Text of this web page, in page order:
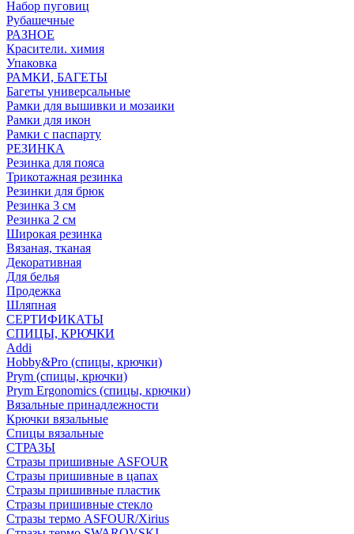
Набор пуговиц
Рубашечные
РАЗНОЕ
Красители. химия
Упаковка
РАМКИ, БАГЕТЫ
Багеты универсальные
Рамки для вышивки и мозаики
Рамки для икон
Рамки с паспарту
РЕЗИНКА
Резинка для пояса
Трикотажная резинка
Резинки для брюк
Резинка 3 см
Резинка 2 см
Широкая резинка
Вязаная, тканая
Декоративная
Для белья
Продежка
Шляпная
СЕРТИФИКАТЫ
СПИЦЫ, КРЮЧКИ
Addi
Hobby&Pro (спицы, крючки)
Prym (спицы, крючки)
Prym Ergonomics (спицы, крючки)
Вязальные принадлежности
Крючки вязальные
Спицы вязальные
СТРАЗЫ
Стразы пришивные ASFOUR
Стразы пришивные в цапах
Стразы пришивные пластик
Стразы пришивные стекло
Стразы термо ASFOUR/Xirius